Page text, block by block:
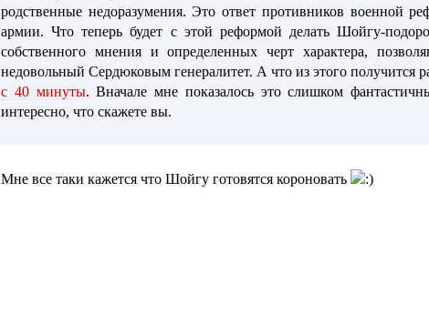
родственные недоразумения. Это ответ противников военной
армии. Что теперь будет с этой реформой делать Шойгу-
собственного мнения и определенных черт характера,
недовольный Сердюковым генералитет. А что из этого получится
с 40 минуты. Вначале мне показалось это слишком
интересно, что скажете вы.
Мне все таки кажется что Шойгу готовятся короновать